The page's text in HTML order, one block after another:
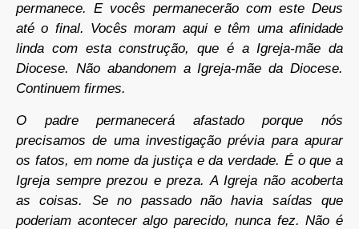
permanece. E vocês permanecerão com este Deus
até o final. Vocês moram aqui e têm uma afinidade
linda com esta construção, que é a Igreja-mãe da
Diocese. Não abandonem a Igreja-mãe da Diocese.
Continuem firmes.
O padre permanecerá afastado porque nós
precisamos de uma investigação prévia para apurar
os fatos, em nome da justiça e da verdade. É o que a
Igreja sempre prezou e preza. A Igreja não acoberta
as coisas. Se no passado não havia saídas que
poderiam acontecer algo parecido, nunca fez. Não é